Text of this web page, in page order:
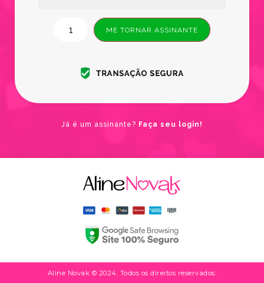
ME TORNAR ASSINANTE
Já é um assinante? Faça seu login!
Aline Novak © 2024. Todos os direitos reservados.